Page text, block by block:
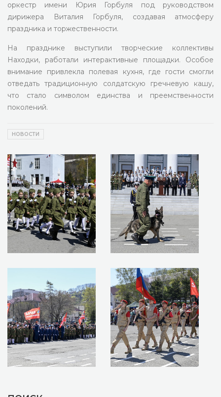
оркестр имени Юрия Горбуля под руководством
дирижера Виталия Горбуля, создавая атмосферу
праздника и торжественности.
На празднике выступили творческие коллективы
Находки, работали интерактивные площадки. Особое
внимание привлекла полевая кухня, где гости смогли
отведать традиционную солдатскую гречневую кашу,
что стало символом единства и преемственности
поколений.
НОВОСТИ